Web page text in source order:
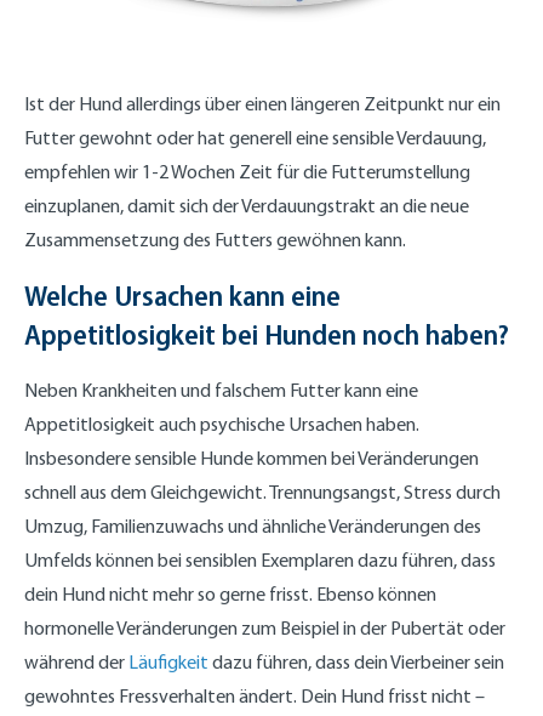
Ist der Hund allerdings über einen längeren Zeitpunkt nur ein
Futter gewohnt oder hat generell eine sensible Verdauung,
empfehlen wir 1-2 Wochen Zeit für die Futterumstellung
einzuplanen, damit sich der Verdauungstrakt an die neue
Zusammensetzung des Futters gewöhnen kann.
Welche Ursachen kann eine
Appetitlosigkeit bei Hunden noch haben?
Neben Krankheiten und falschem Futter kann eine
Appetitlosigkeit auch psychische Ursachen haben.
Insbesondere sensible Hunde kommen bei Veränderungen
schnell aus dem Gleichgewicht. Trennungsangst, Stress durch
Umzug, Familienzuwachs und ähnliche Veränderungen des
Umfelds können bei sensiblen Exemplaren dazu führen, dass
dein Hund nicht mehr so gerne frisst. Ebenso können
hormonelle Veränderungen zum Beispiel in der Pubertät oder
während der Läufigkeit dazu führen, dass dein Vierbeiner sein
gewohntes Fressverhalten ändert. Dein Hund frisst nicht –